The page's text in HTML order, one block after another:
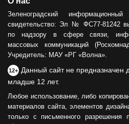
Зеленоградский
свидетельство: Эл № ФС77-81242
по надзору в сфере связи,
массовых коммуникаций
Учредитель: МАУ «РГ «Волна».
12+ Данный сайт не предназначен
младше 12 лет.
Любое использование, либо
материалов сайта, элементов
только с письменного